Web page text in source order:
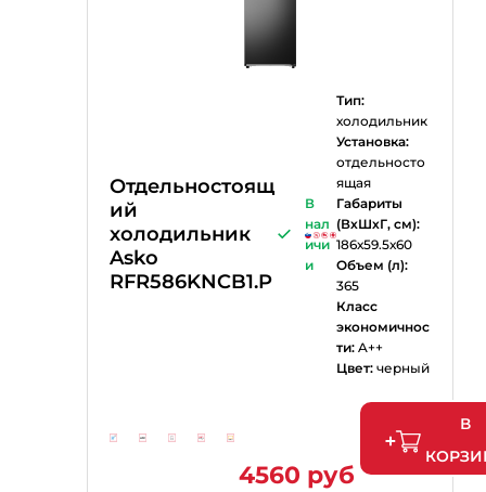
Отдельностоящ
ий
холодильник
Asko
RFR586KNCB1.P
В
нал
ичи
и
Тип:
холодильник
Установка:
отдельносто
ящая
Габариты
(ВхШхГ, см):
186х59.5х60
Объем (л):
365
Класс
экономичнос
ти: A++
Цвет: черный
4560 руб
В